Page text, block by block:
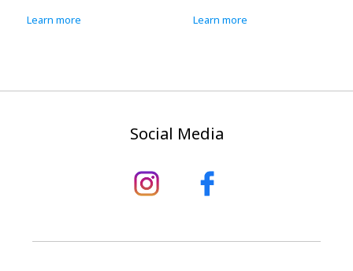
Learn more Learn more
Social Media